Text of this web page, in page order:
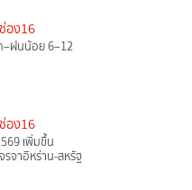
อง16
–ฝนน้อย 6–12
อง16
เพิ่มขึ้น
รจาอิหร่าน-สหรัฐ